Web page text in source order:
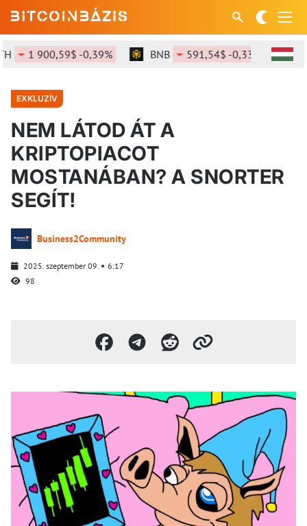
1 900,59$ -0,39% BNB 591,54$ -0,33% SOL
EXKLUZÍV
NEM LÁTOD ÁT A
KRIPTOPIACOT
MOSTANÁBAN? A SNORTER
SEGÍT!
Business2Community
2025. szeptember 09.
6:17
98